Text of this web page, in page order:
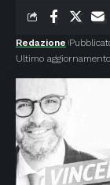
Ultimo
Redazione